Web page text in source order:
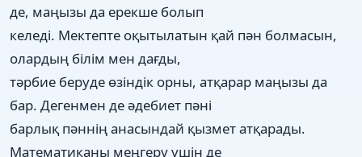
де, маңызы да ерекше болып
келеді. Мектепте оқытылатын қай пән болмасын,
олардың білім мен дағды,
тәрбие беруде өзіндік орны, атқарар маңызы да
бар. Дегенмен де әдебиет пәні
барлық пәннің анасындай қызмет атқарады.
Математиканы меңгеру үшін де